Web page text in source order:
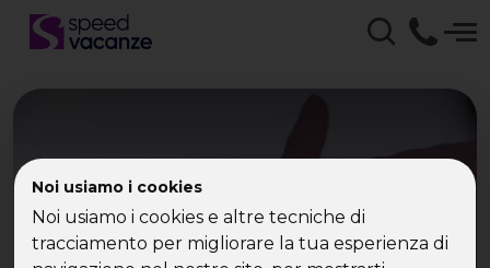
Noi usiamo i cookies
Noi usiamo i cookies e altre tecniche di
tracciamento per migliorare la tua esperienza di
Last Minute Capodanno
con Speed Vacanze | La